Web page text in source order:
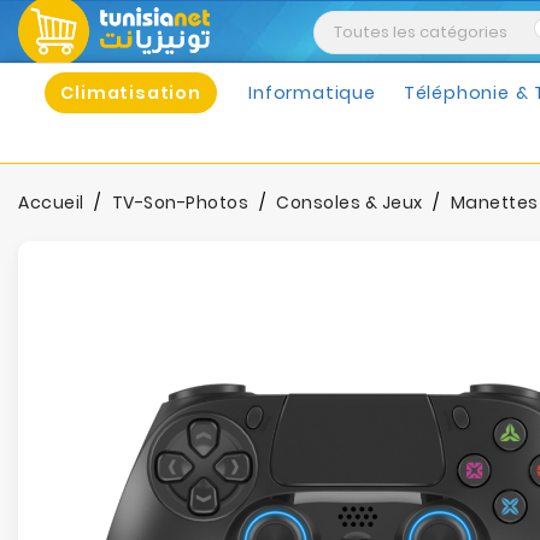
Climatisation Informatique Téléphonie &
Accueil TV-Son-Photos Consoles & Jeux Manettes